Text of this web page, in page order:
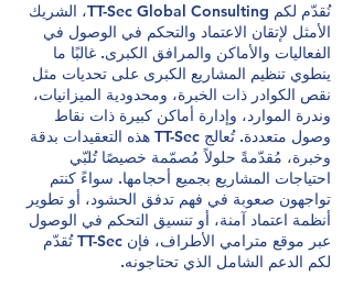
نُقدّم لكم TT-Sec Global Consulting، الشريك
الأمثل لإتقان الاعتماد والتحكم في الوصول في
الفعاليات والأماكن والمرافق الكبرى. غالبًا ما
ينطوي تنظيم المشاريع الكبرى على تحديات مثل
نقص الكوادر ذات الخبرة، ومحدودية الميزانيات،
وندرة الموارد، وإدارة أماكن كبيرة ذات نقاط
وصول متعددة. تُعالج TT-Sec هذه التعقيدات بدقة
وخبرة، مُقدّمةً حلولاً مُصمّمة خصيصًا تُلبّي
احتياجات المشاريع بجميع أحجامها. سواءً كنتم
تواجهون صعوبة في فهم تدفق الحشود، أو تطوير
أنظمة اعتماد آمنة، أو تنسيق التحكم في الوصول
عبر موقع مترامي الأطراف، فإن TT-Sec تُقدّم
لكم الدعم الشامل الذي تحتاجونه.